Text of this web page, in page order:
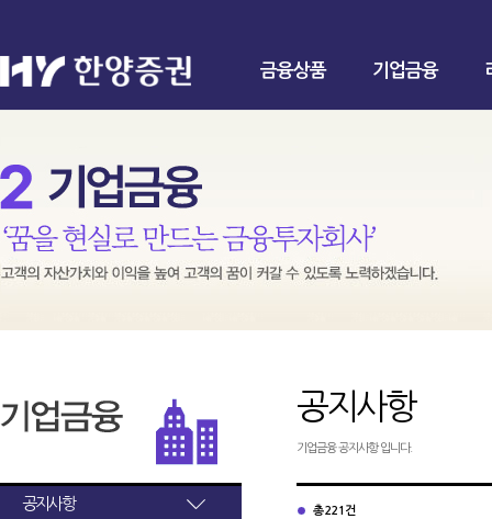
금융상품 기업금융
공지사항
공지사항
기업금융 공지사항 입니다.
총 221건